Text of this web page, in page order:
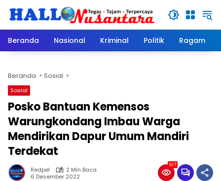
Beranda
Nasional Kriminal Politik Ragam
Beranda Sosial
Sosial
Posko Bantuan Kemensos
Warungkondang Imbau Warga
Mendirikan Dapur Umum Mandiri
Terdekat
Redpel
2 Min Baca
6 Desember 2022
107